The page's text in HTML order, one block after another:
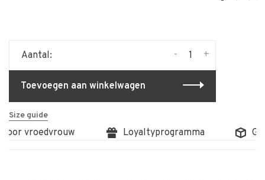
Aantal: +
-
Toevoegen aan winkelwagen
Size guide
vroedvrouw Loyaltyprogramma